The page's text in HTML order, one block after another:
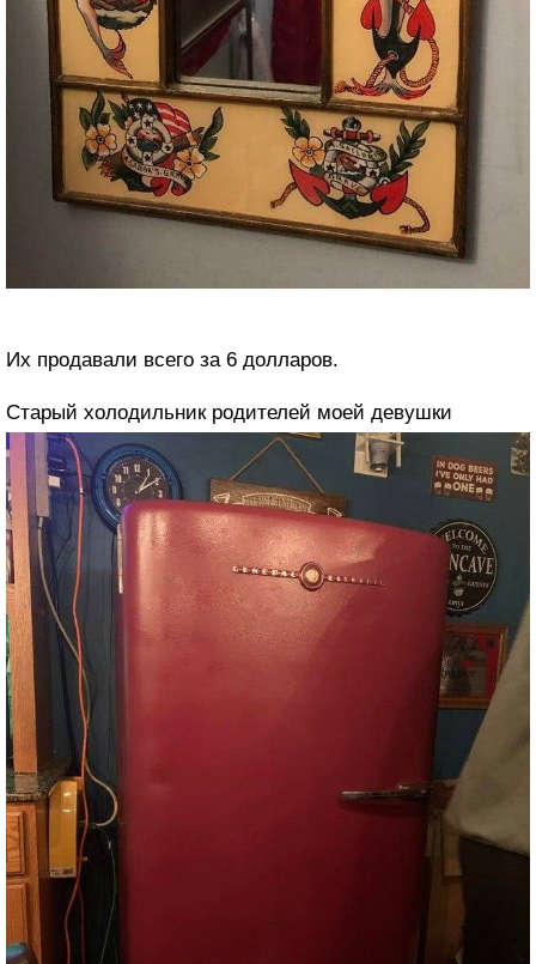
Их продавали всего за 6 долларов.
Старый холодильник родителей моей девушки